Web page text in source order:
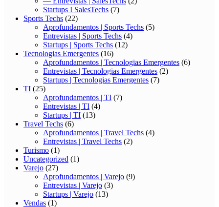
Startups I SalesTechs (7)
Sports Techs (22)
Aprofundamentos | Sports Techs (5)
Entrevistas | Sports Techs (4)
Startups | Sports Techs (12)
Tecnologias Emergentes (16)
Aprofundamentos | Tecnologias Emergentes (6)
Entrevistas | Tecnologias Emergentes (2)
Startups | Tecnologias Emergentes (7)
TI (25)
Aprofundamentos | TI (7)
Entrevistas | TI (4)
Startups | TI (13)
Travel Techs (6)
Aprofundamentos | Travel Techs (4)
Entrevistas | Travel Techs (2)
Turismo (1)
Uncategorized (1)
Varejo (27)
Aprofundamentos | Varejo (9)
Entrevistas | Varejo (3)
Startups | Varejo (13)
Vendas (1)